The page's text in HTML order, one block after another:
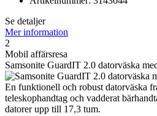
Se detaljer
Mer information
2
Mobil affärsresa
Samsonite GuardIT 2.0 datorväska
En funktionell och robust datorväska
teleskophandtag och vadderat
datorer upp till 17,3 tum.